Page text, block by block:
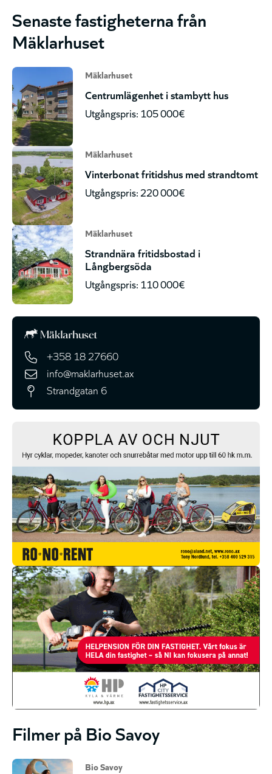
Senaste fastigheterna från
Mäklarhuset
Mäklarhuset
Centrumlägenhet i stambytt hus
Utgångspris: 105 000€
Mäklarhuset
Vinterbonat fritidshus med strandtomt
Utgångspris: 220 000€
Mäklarhuset
Strandnära fritidsbostad i
Långbergsöda
Utgångspris: 110 000€
+358 18 27660
info@maklarhuset.ax
Strandgatan 6
Filmer på Bio Savoy
Bio Savoy